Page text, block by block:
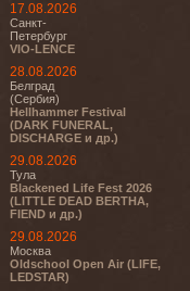
17.08.2026
Санкт-
Петербург
VIO-LENCE
28.08.2026
Белград
(Сербия)
Hellhammer Festival
(DARK FUNERAL,
DISCHARGE и др.)
29.08.2026
Тула
Blackened Life Fest 2026
(LITTLE DEAD BERTHA,
FIEND и др.)
29.08.2026
Москва
Oldschool Open Air (LIFE,
LEDSTAR)